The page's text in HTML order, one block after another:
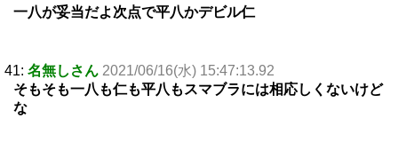
一八が妥当だよ次点で平八かデビル仁
41: 名無しさん 2021/06/16(水) 15:47:13.92
そもそも一八も仁も平八もスマブラには相応しくないけど
な